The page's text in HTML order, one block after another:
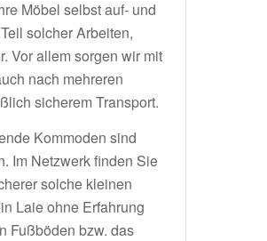
Möbel selbst auf- und
solcher Arbeiten,
Vor allem sorgen wir mit
nach mehreren
sicherem Transport.
Kommoden sind
Im Netzwerk finden Sie
solche kleinen
Laie ohne Erfahrung
Fußböden bzw. das